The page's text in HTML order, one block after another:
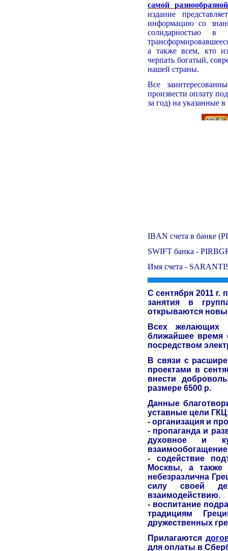
самой
издание
информацию со
солидарностью
а также всем, кто
черпать богатый,
нашей страны.
Все
произвести оплату
за год) на указанные
IBAN счета в банке
SWIFT банка -
Имя счета -
С сентября 2011 г.
занятия в
открываются
Всех желающих
ближайшее время
посредством
В связи с
проектами в
внести
размере 6500 р.
Данные
уставные цели
- организация и
- пропаганда и
духовное и
- содействие
Москвы, а
небезразлична
силу своей
взаимодействию.
- воспитание
традициям
дружественных
Прилагаются
для оплаты в